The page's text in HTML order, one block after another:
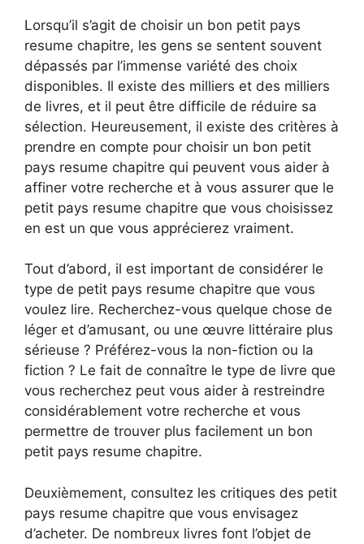
Lorsqu’il s’agit de choisir un bon petit pays
resume chapitre, les gens se sentent souvent
dépassés par l’immense variété des choix
disponibles. Il existe des milliers et des milliers
de livres, et il peut être difficile de réduire sa
sélection. Heureusement, il existe des critères à
prendre en compte pour choisir un bon petit
pays resume chapitre qui peuvent vous aider à
affiner votre recherche et à vous assurer que le
petit pays resume chapitre que vous choisissez
en est un que vous apprécierez vraiment.
Tout d’abord, il est important de considérer le
type de petit pays resume chapitre que vous
voulez lire. Recherchez-vous quelque chose de
léger et d’amusant, ou une œuvre littéraire plus
sérieuse ? Préférez-vous la non-fiction ou la
fiction ? Le fait de connaître le type de livre que
vous recherchez peut vous aider à restreindre
considérablement votre recherche et vous
permettre de trouver plus facilement un bon
petit pays resume chapitre.
Deuxièmement, consultez les critiques des petit
pays resume chapitre que vous envisagez
d’acheter. De nombreux livres font l’objet de